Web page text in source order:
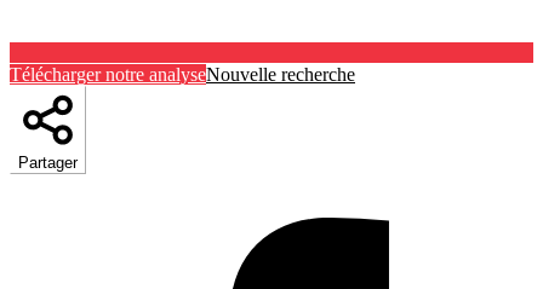
Télécharger notre analyseNouvelle recherche
Partager